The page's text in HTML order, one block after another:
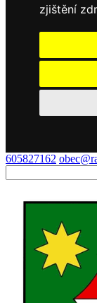
zjištění
605827162